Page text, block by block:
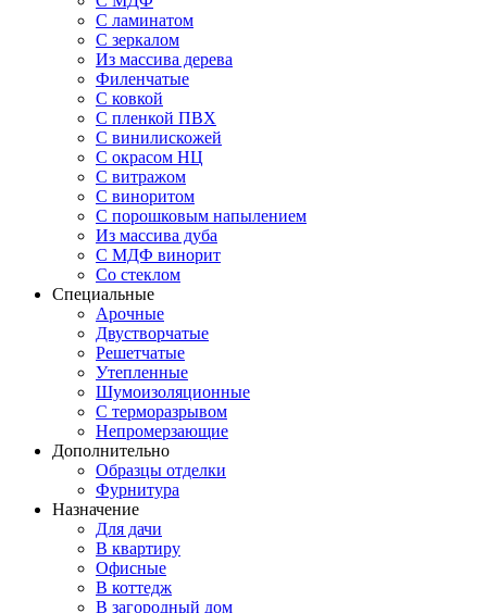
С ламинатом
С зеркалом
Из массива дерева
Филенчатые
С ковкой
С пленкой ПВХ
С винилискожей
С окрасом НЦ
С витражом
С виноритом
С порошковым напылением
Из массива дуба
С МДФ винорит
Со стеклом
Специальные
Арочные
Двустворчатые
Решетчатые
Утепленные
Шумоизоляционные
С терморазрывом
Непромерзающие
Дополнительно
Образцы отделки
Фурнитура
Назначение
Для дачи
В квартиру
Офисные
В коттедж
В загородный дом